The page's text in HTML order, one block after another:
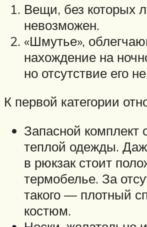
Вещи, без которых
невозможен.
«Шмутье»,
нахождение на
но отсутствие его
К первой категории
Запасной комплект
теплой одежды.
в рюкзак стоит
термобелье. За
такого — плотный
костюм.